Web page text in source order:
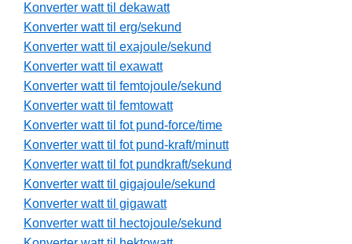
Konverter watt til dekawatt
Konverter watt til erg/sekund
Konverter watt til exajoule/sekund
Konverter watt til exawatt
Konverter watt til femtojoule/sekund
Konverter watt til femtowatt
Konverter watt til fot pund-force/time
Konverter watt til fot pund-kraft/minutt
Konverter watt til fot pundkraft/sekund
Konverter watt til gigajoule/sekund
Konverter watt til gigawatt
Konverter watt til hectojoule/sekund